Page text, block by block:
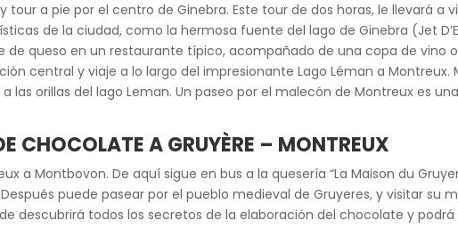
a pie por el centro de Ginebra. Este tour de dos horas, le llevará a
de la ciudad, como la hermosa fuente del lago de Ginebra (Jet
de queso en un restaurante típico, acompañado de una copa de vino
central y viaje a lo largo del impresionante Lago Léman a
las orillas del lago Leman. Un paseo por el malecón de Montreux es
CHOCOLATE A GRUYÈRE – MONTREUX
a Montbovon. De aquí sigue en bus a la quesería “La Maison du
puede pasear por el pueblo medieval de Gruyeres, y visitar su
descubrirá todos los secretos de la elaboración del chocolate y